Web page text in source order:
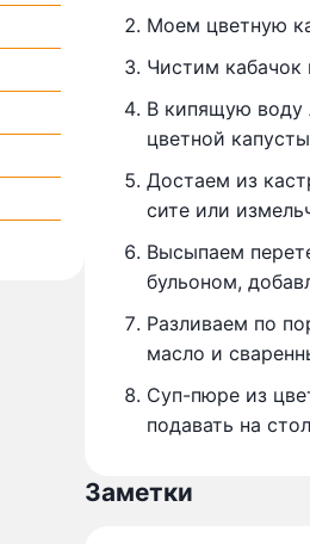
Моем цветную
Чистим кабачок
В кипящую воду
цветной
Достаем из
сите или
Высыпаем
бульоном,
Разливаем по
масло и
Суп-пюре из
подавать на
Заметки